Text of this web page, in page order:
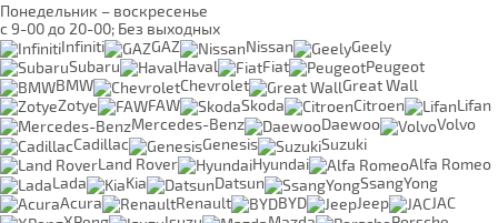
Понедельник – воскресенье
с 9-00 до 20-00; Без выходных
Infiniti
GAZ Nissan
Geely
Subaru
Haval Fiat
Peugeot
BMW
Chevrolet
Great Wall
Zotye
FAW Skoda Citroen
Lifan
Mercedes-Benz
Daewoo
Volvo
Cadillac
Genesis
Suzuki
Land Rover
Hyundai
Alfa Romeo
Lada
Kia Datsun
SsangYong
Acura
Renault BYD Jeep
JAC